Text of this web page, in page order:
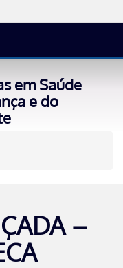
em Saúde
e do
–